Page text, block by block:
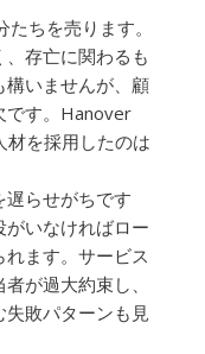
ちを売ります。
、存亡に関わるも
構いませんが、顧
です。Hanover
材を採用したのは
遅らせがちです
いなければロー
れます。サービス
が過大約束し、
敗パターンも見